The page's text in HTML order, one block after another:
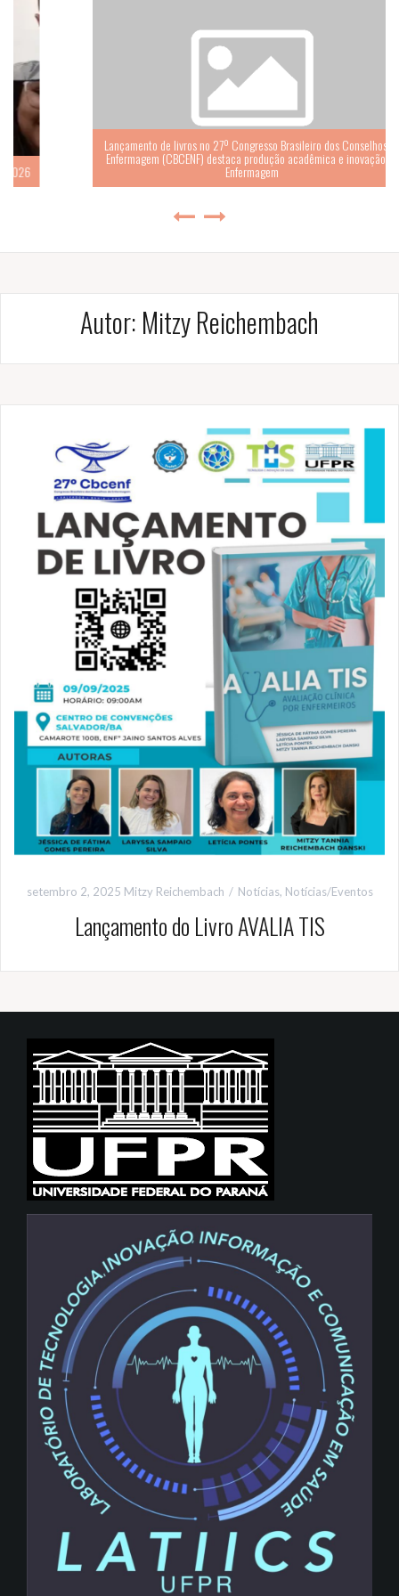
Lançamento de livros no 27º Congresso Brasileiro dos Conselhos de
Enfermagem (CBCENF) destaca produção acadêmica e inovação na
Enfermagem
Autor: Mitzy Reichembach
setembro 2, 2025 Mitzy Reichembach Notícias, Notícias/Eventos
Lançamento do Livro AVALIA TIS